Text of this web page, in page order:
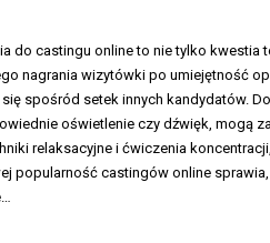
do castingu online to nie tylko kwestia
nagrania wizytówki po umiejętność
spośród setek innych kandydatów.
oświetlenie czy dźwięk, mogą
relaksacyjne i ćwiczenia
popularność castingów online